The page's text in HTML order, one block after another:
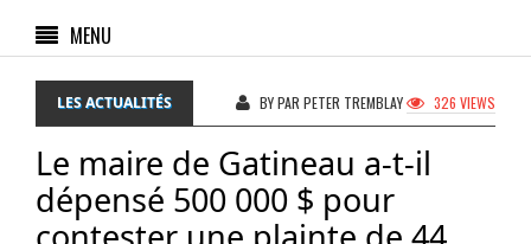
MENU
LES ACTUALITÉS BY PAR PETER TREMBLAY 326 VIEWS
Le maire de Gatineau a-t-il
dépensé 500 000 $ pour